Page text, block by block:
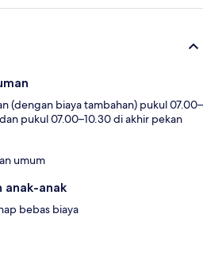
(dengan biaya tambahan) pukul 07.00–
pukul 07.00–10.30 di akhir pekan
umum
anak-anak
bebas biaya